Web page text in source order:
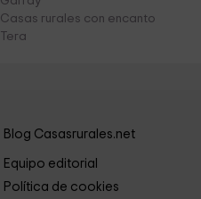
Casas rurales con encanto
Tera
Blog Casasrurales.net
Equipo editorial
Política de cookies